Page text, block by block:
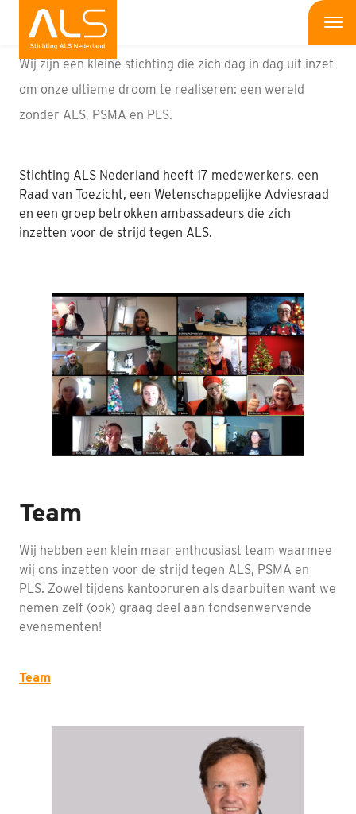
Wat is ALS
Wat kun jij doen
Onderzoek
Wat doen wij
Nieuws
Interviews
Nabestaanden
Webshop
Wat doen wij
Wij zijn een kleine stichting die zich dag in dag uit inzet
om onze ultieme droom te realiseren: een wereld
zonder ALS, PSMA en PLS.
Stichting ALS Nederland heeft 17 medewerkers, een
Raad van Toezicht, een Wetenschappelijke Adviesraad
en een groep betrokken ambassadeurs die zich
inzetten voor de strijd tegen ALS.
Team
Wij hebben een klein maar enthousiast team waarmee
wij ons inzetten voor de strijd tegen ALS, PSMA en
PLS. Zowel tijdens kantooruren als daarbuiten want we
nemen zelf (ook) graag deel aan fondsenwervende
evenementen!
Team